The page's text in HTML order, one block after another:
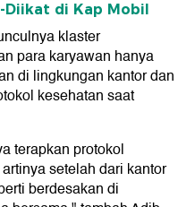
di Kap Mobil
klaster
para karyawan hanya
di lingkungan kantor dan
kesehatan saat
terapkan protokol
setelah dari kantor
berdesakan di